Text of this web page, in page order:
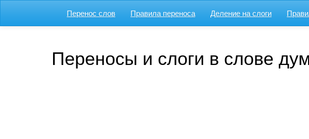
Перенос слов Правила переноса Деление на слоги
Переносы и слоги в слове